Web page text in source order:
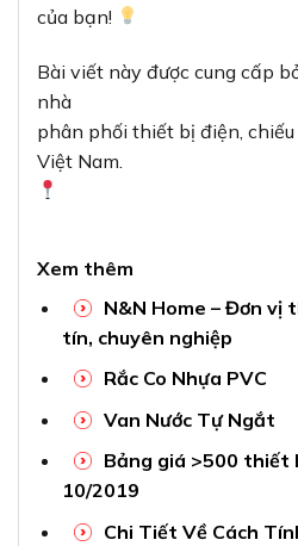
của bạn!
Bài viết này được cung cấp
nhà
phân phối thiết bị điện,
Việt Nam.
Xem thêm
N&N Home – Đơn vị
tín, chuyên nghiệp
Rắc Co Nhựa PVC
Van Nước Tự Ngắt
Bảng giá >500 thiết
10/2019
Chi Tiết Về Cách